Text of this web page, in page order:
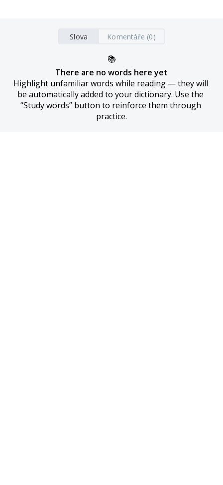
Slova Komentáře (0)
📚
There are no words here yet
Highlight unfamiliar words while reading — they will
be automatically added to your dictionary. Use the
“Study words” button to reinforce them through
practice.